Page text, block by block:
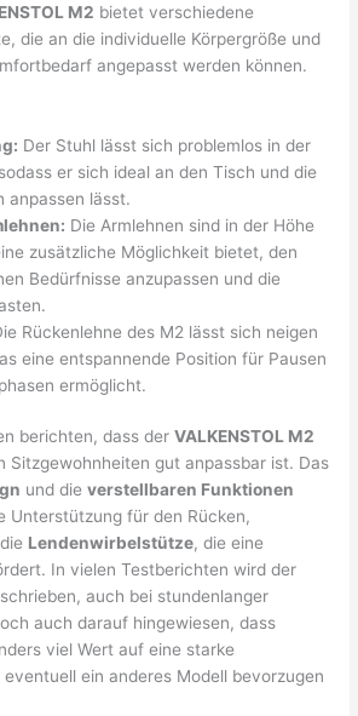
M2 bietet verschiedene
die an die individuelle Körpergröße und
angepasst werden können.
Der Stuhl lässt sich problemlos in der
er sich ideal an den Tisch und die
anpassen lässt.
Die Armlehnen sind in der Höhe
zusätzliche Möglichkeit bietet, den
Bedürfnisse anzupassen und die
Rückenlehne des M2 lässt sich neigen
eine entspannende Position für Pausen
ermöglicht.
berichten, dass derVALKENSTOL M2
Sitzgewohnheiten gut anpassbar ist. Das
und dieverstellbaren Funktionen
Unterstützung für den Rücken,
Lendenwirbelstütze, die eine
In vielen Testberichten wird der
auch bei stundenlanger
auch darauf hingewiesen, dass
viel Wert auf eine starke
ein anderes Modell bevorzugen